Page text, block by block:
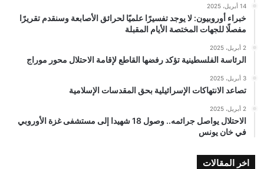
14 أبريل، 2025
خبراء أوروبيون: لا يوجد تفسيرًا علميًا لحرائق الأصابعة وسنقدم تقريرًا
مفصلًا للجهات المختصة الأيام المقبلة
2 أبريل، 2025
الرئاسة الفلسطينية تؤكد رفضها القاطع لإقامة الاحتلال محور موراج
3 أبريل، 2025
تصاعد الانتهاكات الإسرائيلية بحق المقدسات الإسلامية
2 أبريل، 2025
الاحتلال يواصل جرائمه.. وصول 18 شهيدا إلى مستشفى غزة الأوروبي
في خان يونس
اخر المقالات